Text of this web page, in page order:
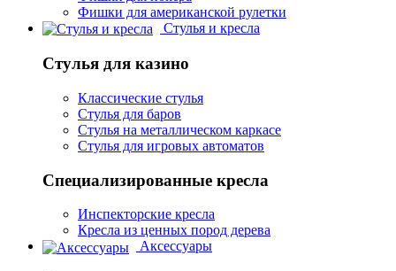
Фишки для американской рулетки
Стулья и кресла
Стулья для казино
Классические стулья
Стулья для баров
Стулья на металлическом каркасе
Стулья для игровых автоматов
Специализированные кресла
Инспекторские кресла
Кресла из ценных пород дерева
Аксессуары